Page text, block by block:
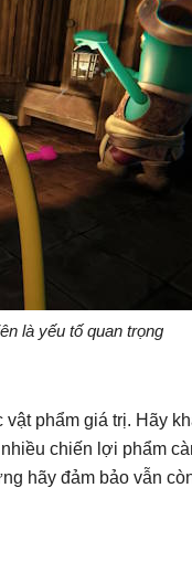
là yếu tố quan trọng
phẩm giá trị. Hãy
chiến lợi phẩm
hãy đảm bảo vẫn